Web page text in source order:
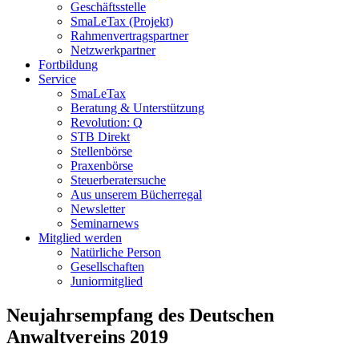
Geschäftsstelle
SmaLeTax (Projekt)
Rahmenvertragspartner
Netzwerkpartner
Fortbildung
Service
SmaLeTax
Beratung & Unterstützung
Revolution: Q
STB Direkt
Stellenbörse
Praxenbörse
Steuerberatersuche
Aus unserem Bücherregal
Newsletter
Seminarnews
Mitglied werden
Natürliche Person
Gesellschaften
Juniormitglied
Neujahrsempfang des Deutschen
Anwaltvereins 2019